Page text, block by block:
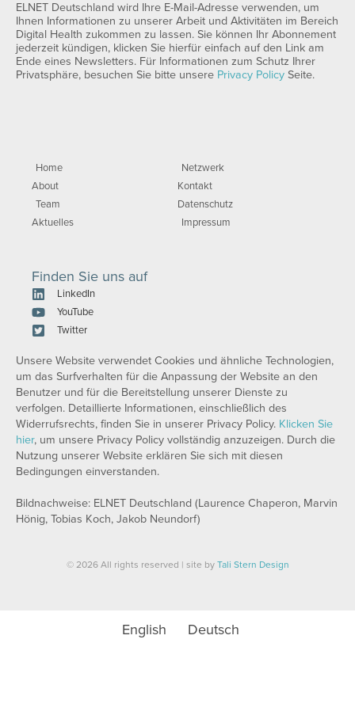
ELNET Deutschland wird Ihre E-Mail-Adresse verwenden, um
Ihnen Informationen zu unserer Arbeit und Aktivitäten im Bereich
Digital Health zukommen zu lassen. Sie können Ihr Abonnement
jederzeit kündigen, klicken Sie hierfür einfach auf den Link am
Ende eines Newsletters. Für Informationen zum Schutz Ihrer
Privatsphäre, besuchen Sie bitte unsere Privacy Policy Seite.
Home
About
Team
Aktuelles
Netzwerk
Kontakt
Datenschutz
Impressum
Finden Sie uns auf
LinkedIn
YouTube
Twitter
Unsere Website verwendet Cookies und ähnliche Technologien,
um das Surfverhalten für die Anpassung der Website an den
Benutzer und für die Bereitstellung unserer Dienste zu
verfolgen. Detaillierte Informationen, einschließlich des
Widerrufsrechts, finden Sie in unserer Privacy Policy. Klicken Sie
hier, um unsere Privacy Policy vollständig anzuzeigen. Durch die
Nutzung unserer Website erklären Sie sich mit diesen
Bedingungen einverstanden.
Bildnachweise: ELNET Deutschland (Laurence Chaperon, Marvin
Hönig, Tobias Koch, Jakob Neundorf)
© 2026 All rights reserved | site by Tali Stern Design
English Deutsch